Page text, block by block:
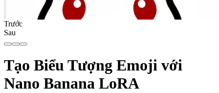
Trước
Sau
Tạo Biểu Tượng Emoji với
Nano Banana LoRA